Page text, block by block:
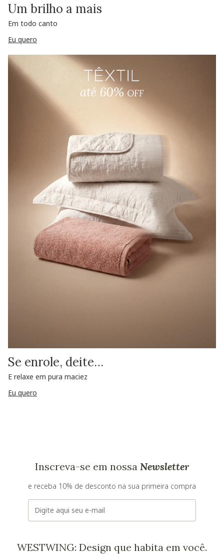
Um brilho a mais
Em todo canto
Eu quero
Se enrole, deite…
E relaxe em pura maciez
Eu quero
Inscreva-se em nossa Newsletter
e receba 10% de desconto na sua primeira compra
E-mail
WESTWING: Design que habita em você.